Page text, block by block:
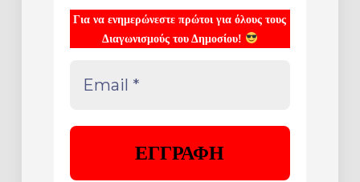
Για να ενημερώνεστε πρώτοι για όλους τους
Διαγωνισμούς του Δημοσίου!